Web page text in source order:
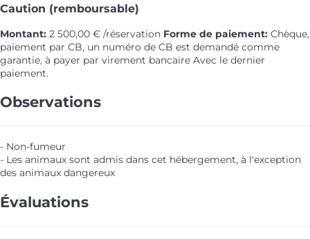
Caution (remboursable)
Montant: 2 500,00 € /réservation Forme de paiement: Chèque,
paiement par CB, un numéro de CB est demandé comme
garantie, à payer par virement bancaire Avec le dernier
paiement.
Observations
- Non-fumeur
- Les animaux sont admis dans cet hébergement, à l'exception
des animaux dangereux
Évaluations